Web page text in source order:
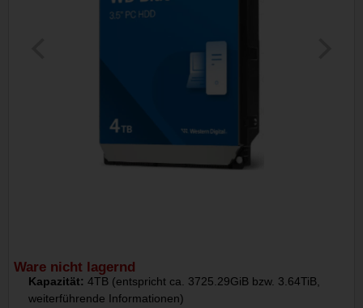
Ware nicht lagernd
Kapazität: 4TB (entspricht ca. 3725.29GiB bzw. 3.64TiB,
weiterführende Informationen)